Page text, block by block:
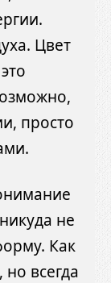
Цвет
просто
не
Как
всегда